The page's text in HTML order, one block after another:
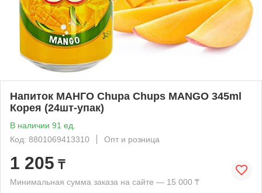
Напиток МАНГО Chupa Chups MANGO 345ml
Корея (24шт-упак)
В наличии 91 ед.
Код: 8801069413310
Опт и розница
1 205 ₸
Минимальная сумма заказа на сайте — 15 000 ₸